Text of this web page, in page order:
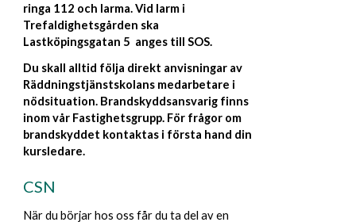
ringa 112 och larma. Vid larm i
Trefaldighetsgården ska
Lastköpingsgatan 5 anges till SOS.
Du skall alltid följa direkt anvisningar av
Räddningstjänstskolans medarbetare i
nödsituation. Brandskyddsansvarig finns
inom vår Fastighetsgrupp. För frågor om
brandskyddet kontaktas i första hand din
kursledare.
CSN
När du börjar hos oss får du ta del av en